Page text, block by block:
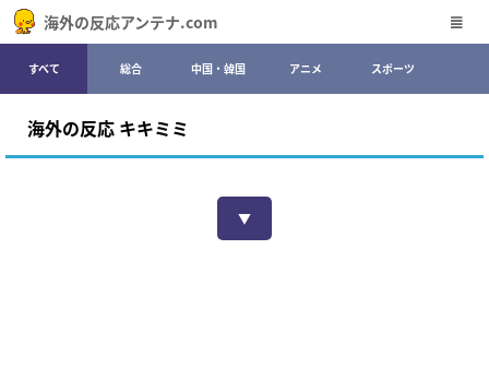
海外の反応アンテナ.com
すべて 総合 中国・韓国 アニメ スポーツ
海外の反応 キキミミ
▼